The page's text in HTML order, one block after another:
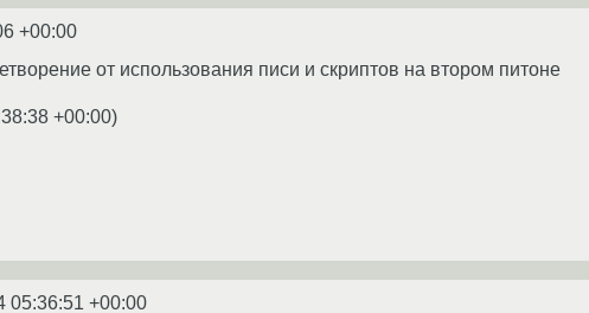
+00:00
от использования писи и скриптов на втором питоне
+00:00)
05:36:51 +00:00